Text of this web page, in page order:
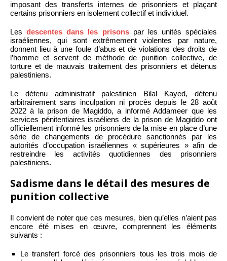
imposant des transferts internes de prisonniers et plaçant
certains prisonniers en isolement collectif et individuel.
Lesdescentes dans les prisonspar les unités spéciales
israéliennes, qui sont extrêmement violentes par nature,
donnent lieu à une foule d’abus et de violations des droits de
l’homme et servent de méthode de punition collective, de
torture et de mauvais traitement des prisonniers et détenus
palestiniens.
Le détenu administratif palestinien Bilal Kayed, détenu
arbitrairement sans inculpation ni procès depuis le 28 août
2022 à la prison de Magiddo, a informé Addameer que les
services pénitentiaires israéliens de la prison de Magiddo ont
officiellement informé les prisonniers de la mise en place d’une
série de changements de procédure sanctionnés par les
autorités d’occupation israéliennes « supérieures » afin de
restreindre les activités quotidiennes des prisonniers
palestiniens.
Sadisme dans le détail des mesures de
punition collective
Il convient de noter que ces mesures, bien qu’elles n’aient pas
encore été mises en œuvre, comprennent les éléments
suivants :
Le transfert forcé des prisonniers tous les trois mois de